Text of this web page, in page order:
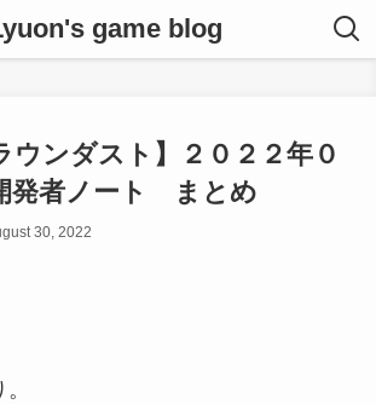
game blog
ウンダスト】２０２２年０
発者ノート まとめ
30, 2022